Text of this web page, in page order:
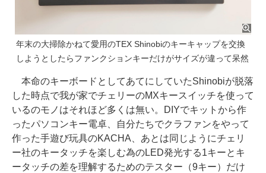
年末の大掃除かねて愛用のTEX Shinobiのキーキャップを交換
しようとしたらファンクションキーだけがサイズが違って呆然
本命のキーボードとしてあてにしていたShinobiが脱落
した時点で我が家でチェリーのMXキースイッチを使って
いるのモノはそれほど多くは無い。DIYでキットから作
ったパソコンキー電卓、自分たちでクラファンをやって
作った手遊び玩具のKACHA、あとは同じようにチェリ
ー社のキータッチを楽しむ為のLED発光する1キーとキ
ータッチの差を理解するためのテスター（9キー）だけ